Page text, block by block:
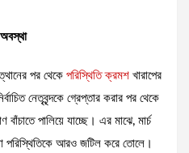
পর থেকে পরিস্থিতি ক্রমশ খারাপের
নেতৃবৃন্দকে গ্রেপ্তার করার পর থেকে
পালিয়ে যাচ্ছে। এর মাঝে, মার্চ
পরিস্থিতিকে আরও জটিল করে তোলে।